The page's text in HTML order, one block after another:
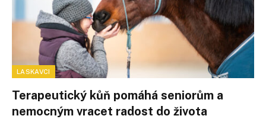
LASKAVCI
Terapeutický kůň pomáhá seniorům a
nemocným vracet radost do života